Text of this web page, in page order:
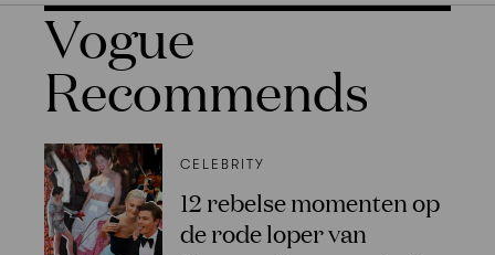
Vogue
Recommends
CELEBRITY
12 rebelse momenten op
de rode loper van